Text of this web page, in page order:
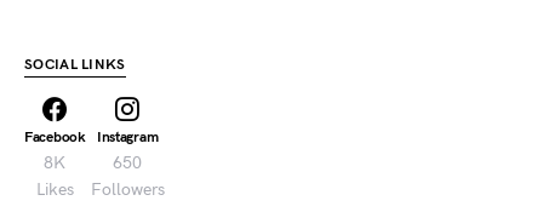
SOCIAL LINKS
Facebook
8K
Likes
Instagram
650
Followers